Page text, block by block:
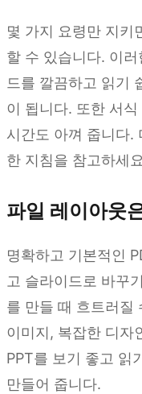
몇 가지 요령만 지키
할 수 있습니다. 이
드를 깔끔하고 읽기
이 됩니다. 또한 서
시간도 아껴 줍니다.
한 지침을 참고하세
파일 레이아웃
명확하고 기본적인
고 슬라이드로 바꾸
를 만들 때 흐트러질
이미지, 복잡한 디자
PPT를 보기 좋고 읽
만들어 줍니다.